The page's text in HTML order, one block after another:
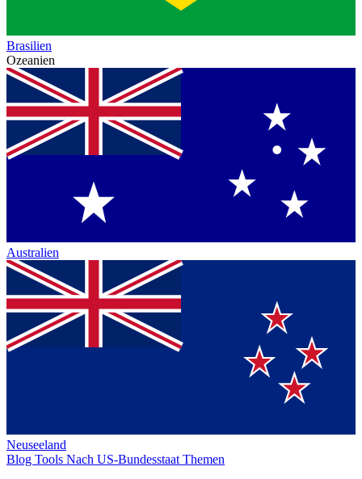
Brasilien
Ozeanien
Australien
Neuseeland
Blog Tools Nach US-Bundesstaat Themen